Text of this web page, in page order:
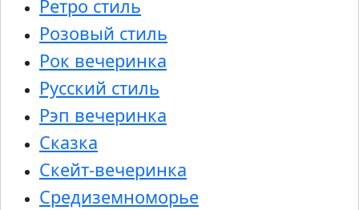
Ретро стиль
Розовый стиль
Рок вечеринка
Русский стиль
Рэп вечеринка
Сказка
Скейт-вечеринка
Средиземноморье